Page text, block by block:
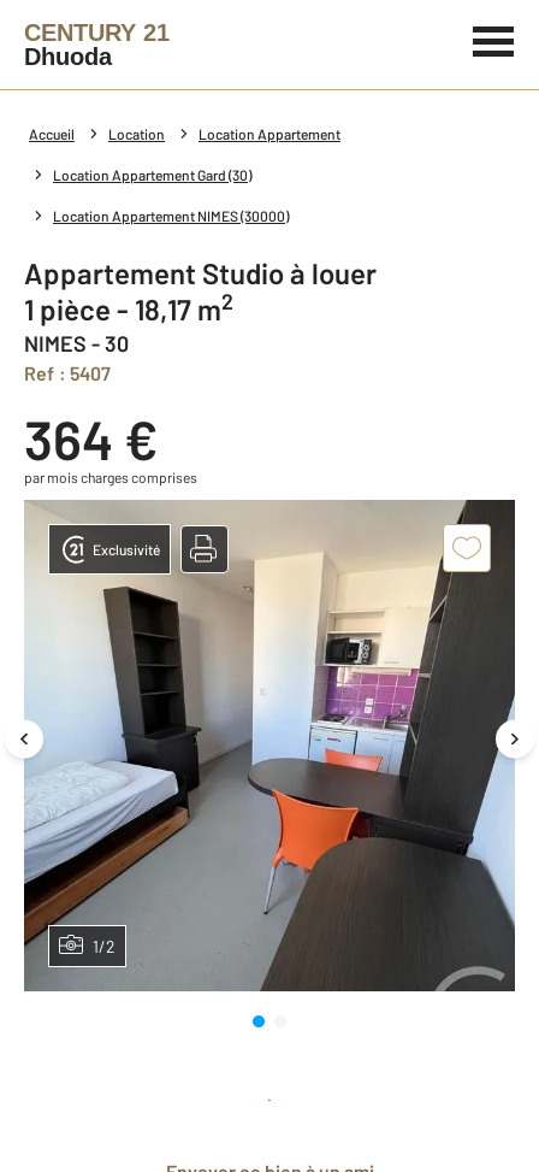
CENTURY 21
Dhuoda
Accueil Location Location Appartement
Location Appartement Gard (30)
Location Appartement NIMES (30000)
Appartement Studio à louer
1 pièce - 18,17 m2
NIMES - 30
Ref : 5407
364 €
par mois charges comprises
1/2
Exclusivité